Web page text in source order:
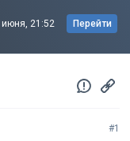
июня, 21:52 Перейти
#1